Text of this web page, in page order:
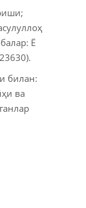
Ё
билан:
ва